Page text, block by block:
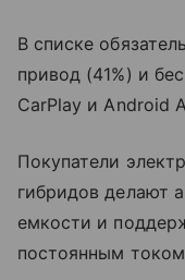
В списке
привод (41%) и
CarPlay и Android
Покупатели
гибридов делают
емкости и
постоянным